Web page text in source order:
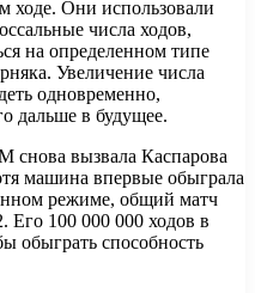
ходе. Они использовали
числа ходов,
на определенном типе
Увеличение числа
одновременно,
дальше в будущее.
снова вызвала Каспарова
машина впервые обыграла
режиме, общий матч
Его 100 000 000 ходов в
обыграть способность